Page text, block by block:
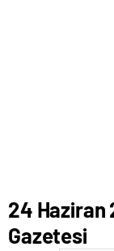
24 Haziran
Gazetesi